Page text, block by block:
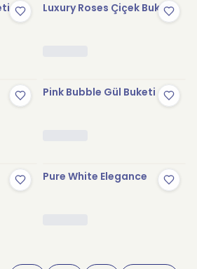
Luxury Roses Çiçek Buketi
Pink Bubble Gül Buketi
Pure White Elegance